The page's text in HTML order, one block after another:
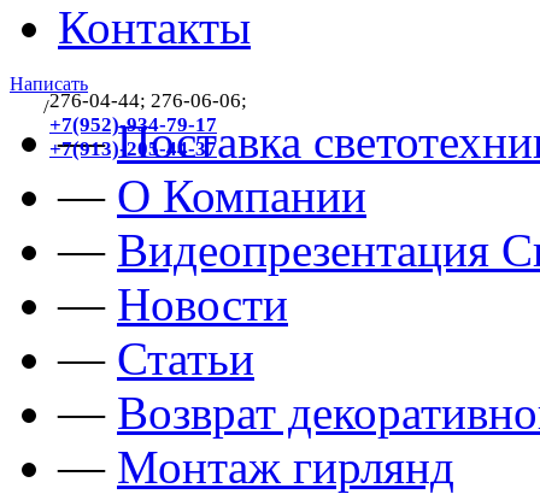
Контакты
Написать
/276-04-44; 276-06-06;
+7(952)-934-79-17
+7(913)-205-44-37
—Поставка
— О Компании
— Видеопрезентация
— Новости
— Статьи
— Возврат
— Монтаж гирлянд